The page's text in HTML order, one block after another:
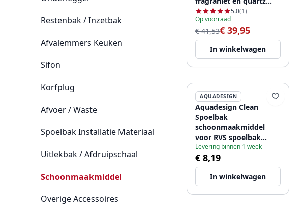
Restenbak / Inzetbak
Afvalemmers Keuken
Sifon
Korfplug
Afvoer / Waste
Spoelbak Installatie Materiaal
Uitlekbak / Afdruipschaal
Schoonmaakmiddel
Overige Accessoires
12089528665.0(1)
Op voorraad
€ 41,53€ 39,95
In winkelwagen
AQUADESIGN
Aquadesign Clean
Spoelbak
schoonmaakmiddel
voor RVS spoelbak
1208958218
Levering binnen 1 week
€ 8,19
In winkelwagen